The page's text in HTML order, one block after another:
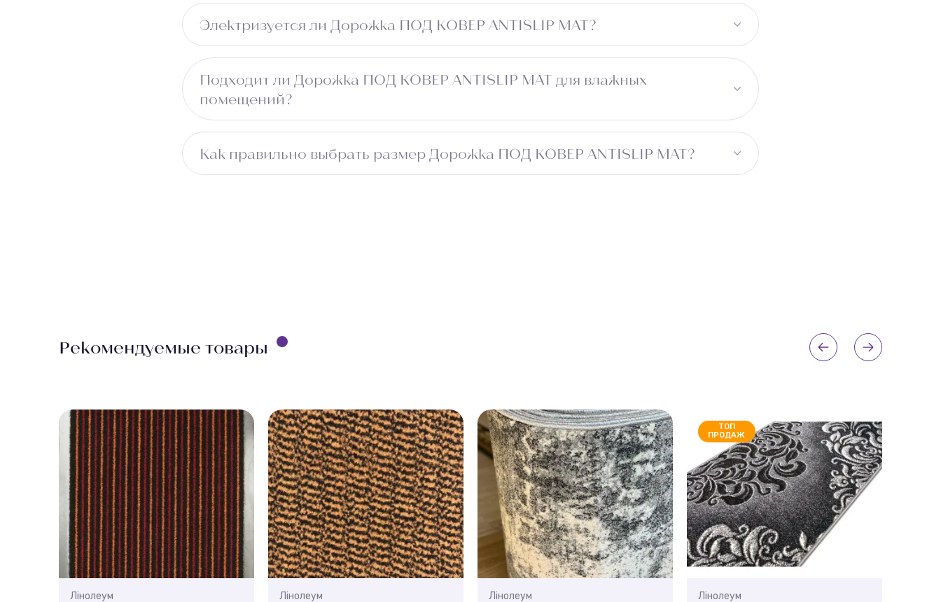
Электризуется ли Дорожка ПОД КОВЕР ANTISLIP MAT?
Подходит ли Дорожка ПОД КОВЕР ANTISLIP MAT для влажных
помещений?
Как правильно выбрать размер Дорожка ПОД КОВЕР ANTISLIP MAT?
Рекомендуемые товары
Лінолеум Лінолеум Лінолеум
ТОП
ПРОДАЖ
Лінолеум